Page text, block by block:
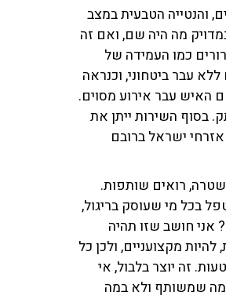
והנטייה הטבעית במצב
מה היה שם, ואם זה
כמו העמידה של
עבר ביטחוני, וכנראה
האיש עבר אירוע מסוים.
בסוף השירות ייתן את
ישראל ברובם
רואים שותפות.
בכל מי שעוסק בריגול,
אני חושב שזו תהיה
מקצועניים, ולכן כל
זה יוצר בלבול, אי
במה שמשותף ולא במה